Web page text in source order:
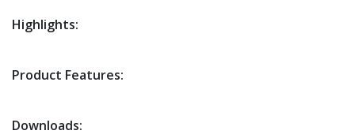
Highlights:
Product Features:
Downloads: